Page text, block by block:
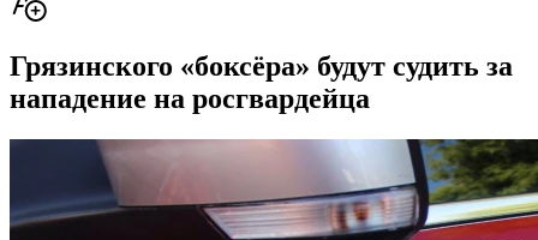
Грязинского «боксёра» будут судить за
нападение на росгвардейца